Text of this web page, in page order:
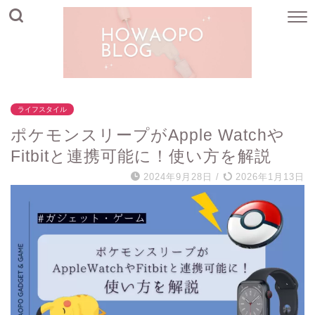
ライフスタイル
ポケモンスリープがApple Watchや
Fitbitと連携可能に！使い方を解説
2024年9月28日 / 2026年1月13日